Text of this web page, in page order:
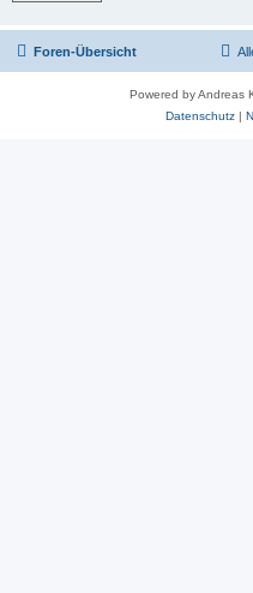
Foren-Übersicht
Powered by Andreas
Datenschutz|